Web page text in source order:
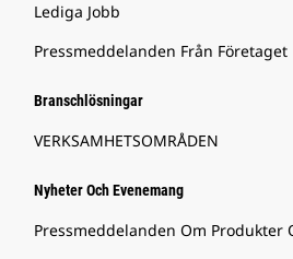
Lediga Jobb
Pressmeddelanden Från Företaget
Branschlösningar
VERKSAMHETSOMRÅDEN
Nyheter Och Evenemang
Pressmeddelanden Om Produkter